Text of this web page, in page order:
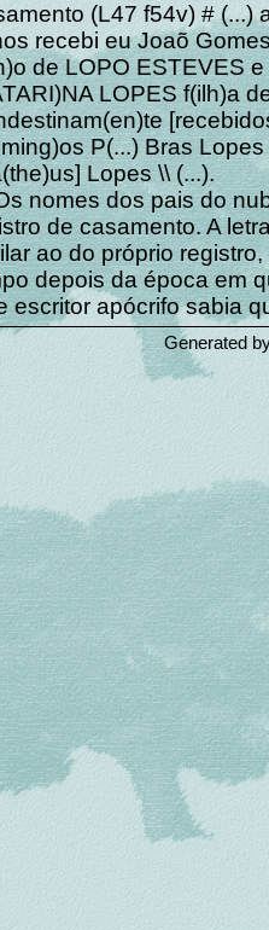
(L47 f54v) # (...)
recebi eu Joaõ
de LOPO ESTEVES
LOPES f(ilh)a
P(...) Bras
Lopes \\ (...).
nomes dos pais do
de casamento. A
ao do próprio
depois da época em
escritor apócrifo sabia
Generated